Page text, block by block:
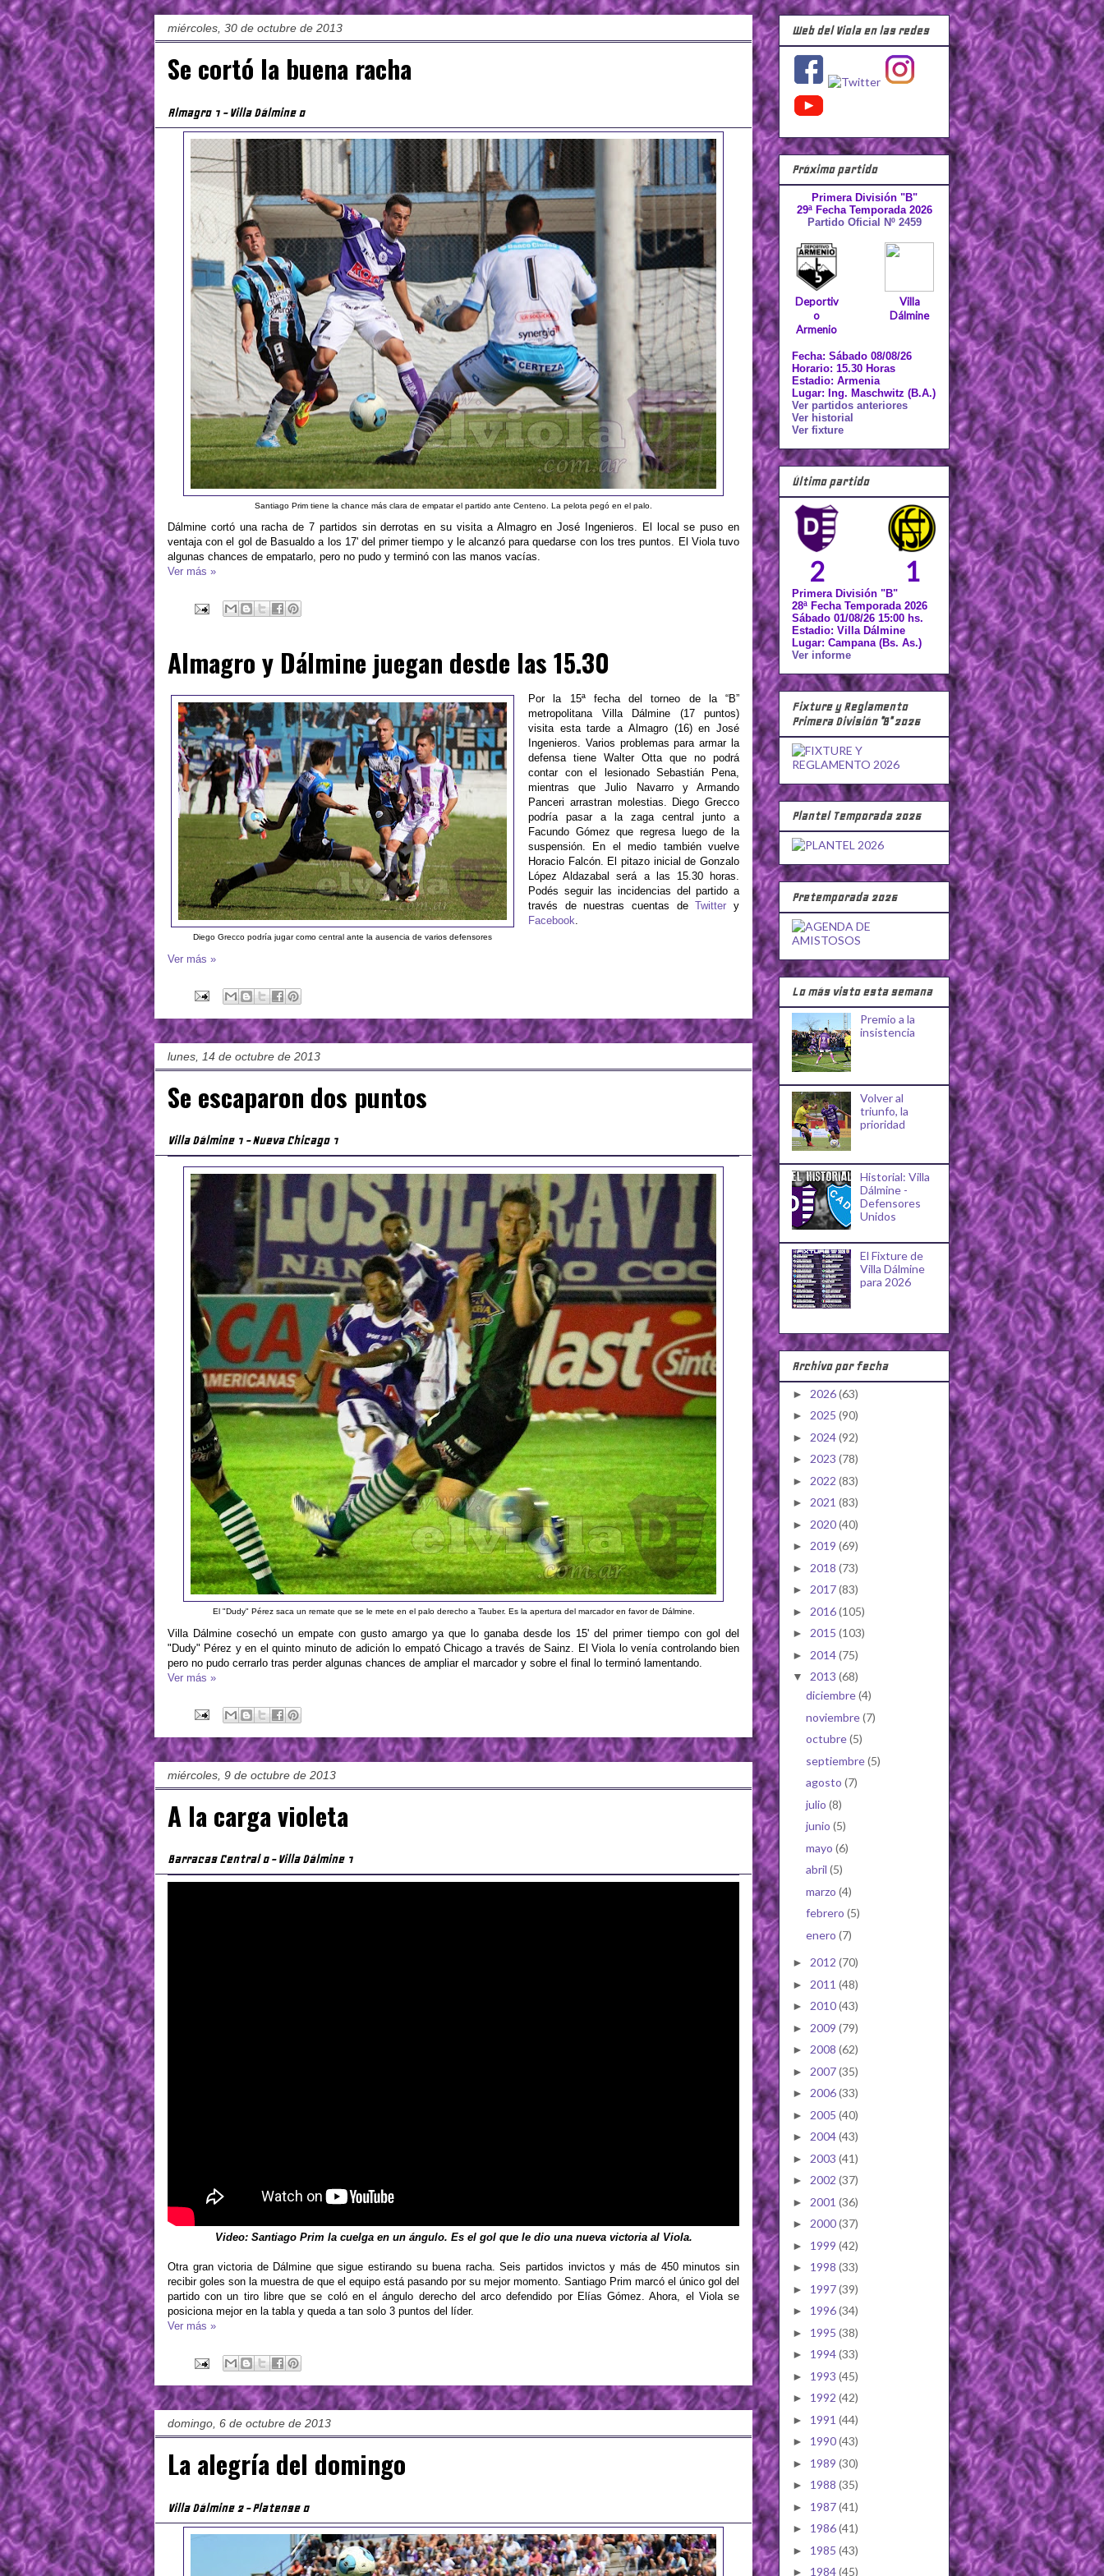
miércoles, 30 de octubre de 2013
Se cortó la buena racha
Almagro 1 - Villa Dálmine 0
Santiago Prim tiene la chance más clara de empatar el partido ante Centeno. La pelota pegó en el palo.
Dálmine cortó una racha de 7 partidos sin derrotas en su visita a Almagro en José Ingenieros. El local se puso en
ventaja con el gol de Basualdo a los 17' del primer tiempo y le alcanzó para quedarse con los tres puntos. El Viola tuvo
algunas chances de empatarlo, pero no pudo y terminó con las manos vacías.
Ver más »
Almagro y Dálmine juegan desde las 15.30
Diego Grecco podría jugar como central ante la ausencia de varios defensores
Por la 15ª fecha del torneo de la “B”
metropolitana Villa Dálmine (17 puntos)
visita esta tarde a Almagro (16) en José
Ingenieros. Varios problemas para armar la
defensa tiene Walter Otta que no podrá
contar con el lesionado Sebastián Pena,
mientras que Julio Navarro y Armando
Panceri arrastran molestias. Diego Grecco
podría pasar a la zaga central junto a
Facundo Gómez que regresa luego de la
suspensión. En el medio también vuelve
Horacio Falcón. El pitazo inicial de Gonzalo
López Aldazabal será a las 15.30 horas.
Podés seguir las incidencias del partido a
través de nuestras cuentas deTwitter y
Facebook.
Ver más »
lunes, 14 de octubre de 2013
Se escaparon dos puntos
Villa Dálmine 1 - Nueva Chicago 1
El "Dudy" Pérez saca un remate que se le mete en el palo derecho a Tauber. Es la apertura del marcador en favor de Dálmine.
Villa Dálmine cosechó un empate con gusto amargo ya que lo ganaba desde los 15' del primer tiempo con gol del
"Dudy" Pérez y en el quinto minuto de adición lo empató Chicago a través de Sainz. El Viola lo venía controlando bien
pero no pudo cerrarlo tras perder algunas chances de ampliar el marcador y sobre el final lo terminó lamentando.
Ver más »
miércoles, 9 de octubre de 2013
A la carga violeta
Barracas Central 0 - Villa Dálmine 1
Video: Santiago Prim la cuelga en un ángulo. Es el gol que le dio una nueva victoria al Viola.
Otra gran victoria de Dálmine que sigue estirando su buena racha. Seis partidos invictos y más de 450 minutos sin
recibir goles son la muestra de que el equipo está pasando por su mejor momento. Santiago Prim marcó el único gol del
partido con un tiro libre que se coló en el ángulo derecho del arco defendido por Elías Gómez. Ahora, el Viola se
posiciona mejor en la tabla y queda a tan solo 3 puntos del líder.
Ver más »
domingo, 6 de octubre de 2013
La alegría del domingo
Villa Dálmine 2 - Platense 0
Web del Viola en las redes
Próximo partido
Primera División "B"
29ª Fecha Temporada 2026
Partido Oficial Nº 2459
Deportiv
o
Armenio
Villa
Dálmine
Fecha: Sábado 08/08/26
Horario: 15.30 Horas
Estadio: Armenia
Lugar: Ing. Maschwitz (B.A.)
Ver partidos anteriores
Ver historial
Ver fixture
Último partido
2 1
Primera División "B"
28ª Fecha Temporada 2026
Sábado 01/08/26 15:00 hs.
Estadio: Villa Dálmine
Lugar: Campana (Bs. As.)
Ver informe
Fixture y Reglamento
Primera División "B" 2026
Plantel Temporada 2026
Pretemporada 2026
Lo más visto esta semana
Premio a la
insistencia
Volver al
triunfo, la
prioridad
Historial: Villa
Dálmine -
Defensores
Unidos
El Fixture de
Villa Dálmine
para 2026
Archivo por fecha
► 2026(63)
► 2025 (90)
► 2024(92)
► 2023 (78)
► 2022 (83)
► 2021 (83)
► 2020(40)
► 2019 (69)
► 2018 (73)
► 2017(83)
► 2016(105)
► 2015 (103)
► 2014(75)
▼ 2013 (68)
diciembre(4)
noviembre(7)
octubre(5)
septiembre(5)
agosto (7)
julio (8)
junio (5)
mayo (6)
abril (5)
marzo (4)
febrero (5)
enero (7)
► 2012 (70)
► 2011 (48)
► 2010(43)
► 2009 (79)
► 2008 (62)
► 2007(35)
► 2006(33)
► 2005 (40)
► 2004(43)
► 2003 (41)
► 2002 (37)
► 2001 (36)
► 2000(37)
► 1999 (42)
► 1998 (33)
► 1997(39)
► 1996(34)
► 1995 (38)
► 1994(33)
► 1993 (45)
► 1992 (42)
► 1991 (44)
► 1990(43)
► 1989 (30)
► 1988 (35)
► 1987(41)
► 1986(41)
► 1985 (43)
► 1984(45)